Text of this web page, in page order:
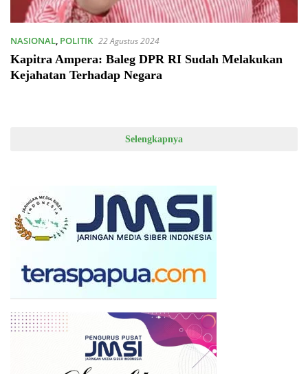
NASIONAL, POLITIK 22 Agustus 2024
Kapitra Ampera: Baleg DPR RI Sudah Melakukan
Kejahatan Terhadap Negara
Selengkapnya